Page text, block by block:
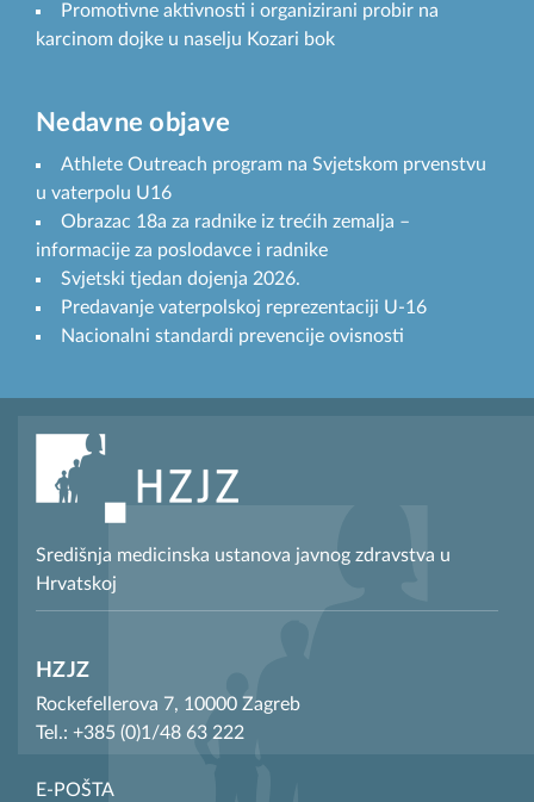
Promotivne aktivnosti i organizirani probir na
karcinom dojke u naselju Kozari bok
Nedavne objave
Athlete Outreach program na Svjetskom prvenstvu
u vaterpolu U16
Obrazac 18a za radnike iz trećih zemalja –
informacije za poslodavce i radnike
Svjetski tjedan dojenja 2026.
Predavanje vaterpolskoj reprezentaciji U-16
Nacionalni standardi prevencije ovisnosti
Središnja medicinska ustanova javnog zdravstva u
Hrvatskoj
HZJZ
Rockefellerova 7, 10000 Zagreb
Tel.: +385 (0)1/48 63 222
E-POŠTA